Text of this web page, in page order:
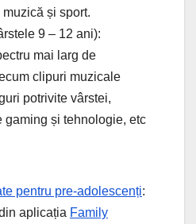
și sport.
9 – 12 ani):
mai larg de
clipuri muzicale
potrivite vârstei,
gaming și tehnologie, etc
pentru pre-adolescenți:
aplicația Family